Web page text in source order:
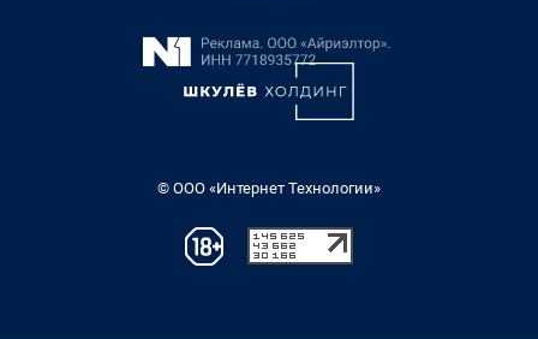
© ООО «Интернет Технологии»